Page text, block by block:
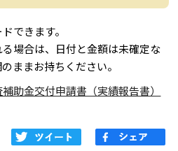
できます。
場合は、日付と金額は未確定な
ままお持ちください。
助金交付申請書（実績報告書）